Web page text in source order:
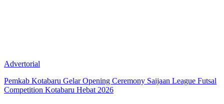
Advertorial
Pemkab Kotabaru Gelar Opening Ceremony Saijaan League Futsal
Competition Kotabaru Hebat 2026